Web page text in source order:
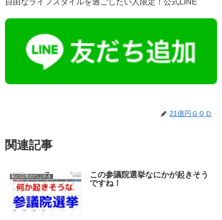
自由なライフスタイルを過ごしたい人限定！公式LINE
21億円ＧＯＤ
関連記事
私の日常のつぶやき
この参議院選挙なにかが起きそう
ですね！